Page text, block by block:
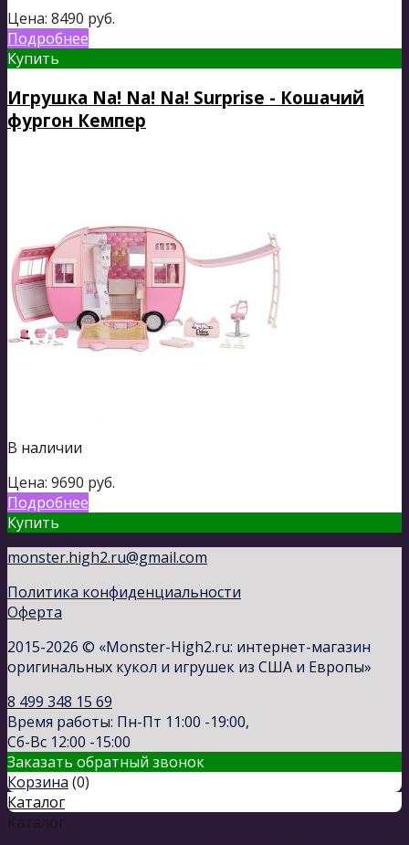
Цена: 8490 руб.
Подробнее
Купить
Игрушка Na! Na! Na! Surprise - Кошачий
фургон Кемпер
В наличии
Цена: 9690 руб.
Подробнее
Купить
monster.high2.ru@gmail.com
Политика конфиденциальности
Оферта
2015-2026 © «Monster-High2.ru: интернет-магазин
оригинальных кукол и игрушек из США и Европы»
8 499 348 15 69
Время работы: Пн-Пт 11:00 -19:00,
Сб-Вс 12:00 -15:00
Заказать обратный звонок
Корзина (0)
Каталог
Каталог